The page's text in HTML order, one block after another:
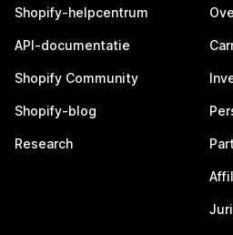
Shopify-helpcentrum
API-documentatie
Shopify Community
Shopify-blog
Research